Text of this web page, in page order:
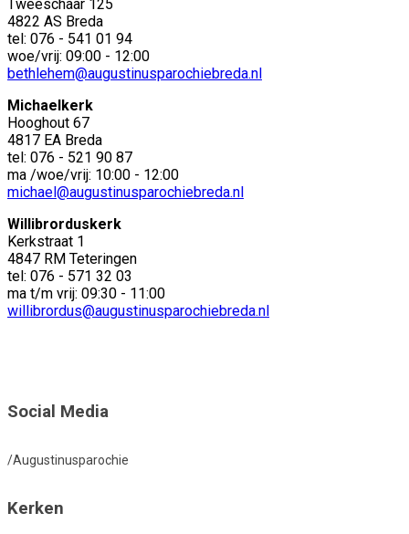
Tweeschaar 125
4822 AS Breda
tel: 076 - 541 01 94
woe/vrij: 09:00 - 12:00
bethlehem@augustinusparochiebreda.nl
Michaelkerk
Hooghout 67
4817 EA Breda
tel: 076 - 521 90 87
ma /woe/vrij: 10:00 - 12:00
michael@augustinusparochiebreda.nl
Willibrorduskerk
Kerkstraat 1
4847 RM Teteringen
tel: 076 - 571 32 03
ma t/m vrij: 09:30 - 11:00
willibrordus@augustinusparochiebreda.nl
Social Media
/Augustinusparochie
Kerken